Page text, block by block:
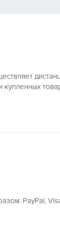
PayPal,